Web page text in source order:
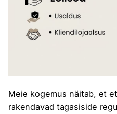
Meie kogemus näitab, et
rakendavad tagasiside